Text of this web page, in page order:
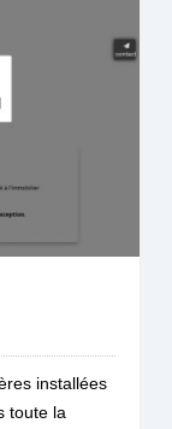
installées
toute la